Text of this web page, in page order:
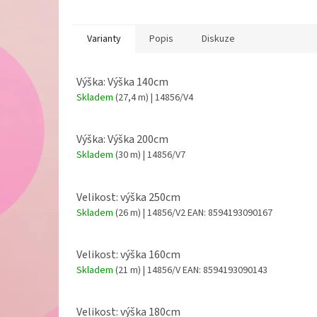
Varianty Popis Diskuze
Výška: Výška 140cm
Skladem (27,4 m) | 14856/V4
Výška: Výška 200cm
Skladem (30 m) | 14856/V7
Velikost: výška 250cm
Skladem (26 m) | 14856/V2EAN: 8594193090167
Velikost: výška 160cm
Skladem (21 m) | 14856/VEAN: 8594193090143
Velikost: výška 180cm